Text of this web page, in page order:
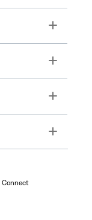
Toggle
Toggle
Toggle
Toggle
Connect